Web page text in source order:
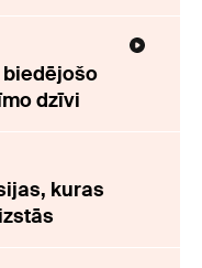
biedējošo
dzīvi
kuras